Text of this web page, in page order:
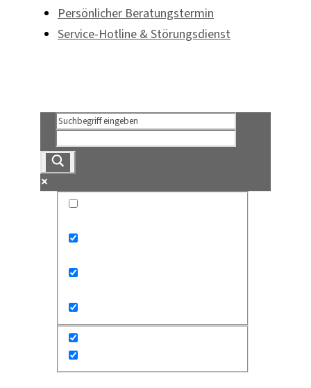
Persönlicher Beratungstermin
Service-Hotline & Störungsdienst